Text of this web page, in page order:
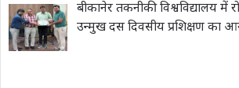
बीकानेर तकनीकी विश्वविद्यालय में
उन्मुख दस दिवसीय प्रशिक्षण का